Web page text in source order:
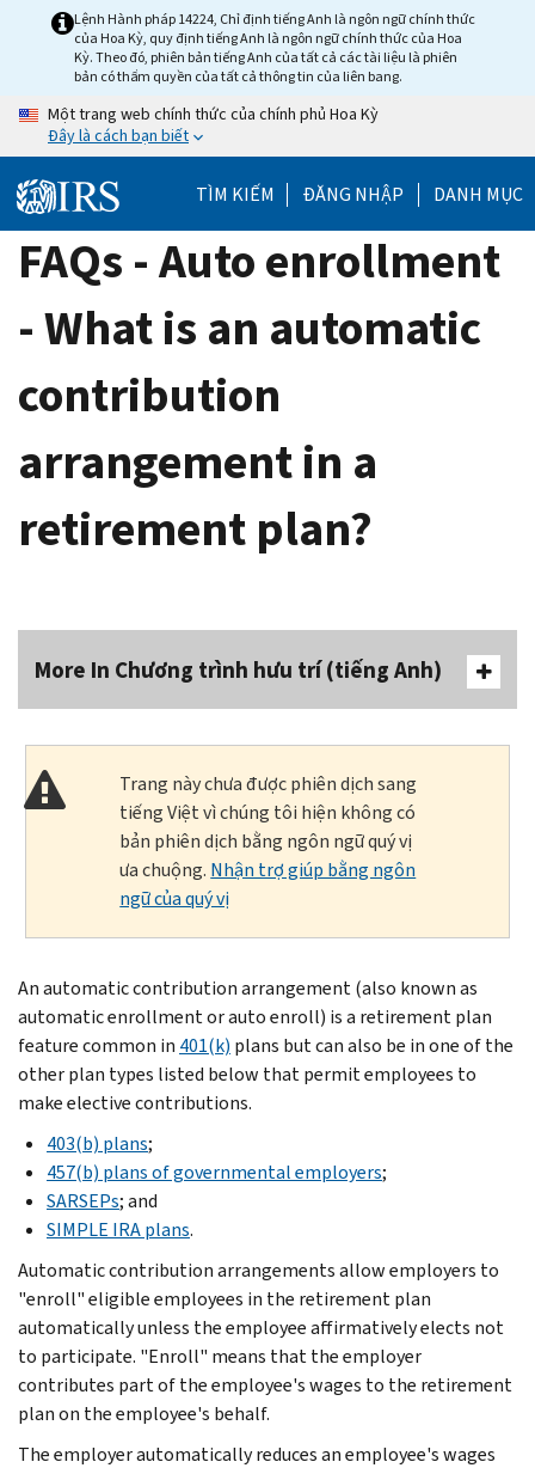
Lệnh Hành pháp 14224, Chỉ định tiếng Anh là ngôn ngữ chính thức
của Hoa Kỳ, quy định tiếng Anh là ngôn ngữ chính thức của Hoa
Kỳ. Theo đó, phiên bản tiếng Anh của tất cả các tài liệu là phiên
bản có thẩm quyền của tất cả thông tin của liên bang.
Một trang web chính thức của chính phủ Hoa Kỳ
Đây là cách bạn biết
TÌM KIẾM ĐĂNG NHẬP DANH MỤC
FAQs - Auto enrollment
- What is an automatic
contribution
arrangement in a
retirement plan?
More In Chương trình hưu trí (tiếng Anh)
Trang này chưa được phiên dịch sang
tiếng Việt vì chúng tôi hiện không có
bản phiên dịch bằng ngôn ngữ quý vị
ưa chuộng. Nhận trợ giúp bằng ngôn
ngữ của quý vị
An automatic contribution arrangement (also known as
automatic enrollment or auto enroll) is a retirement plan
feature common in 401(k) plans but can also be in one of the
other plan types listed below that permit employees to
make elective contributions.
403(b) plans;
457(b) plans of governmental employers;
SARSEPs; and
SIMPLE IRA plans.
Automatic contribution arrangements allow employers to
"enroll" eligible employees in the retirement plan
automatically unless the employee affirmatively elects not
to participate. "Enroll" means that the employer
contributes part of the employee's wages to the retirement
plan on the employee's behalf.
The employer automatically reduces an employee's wages